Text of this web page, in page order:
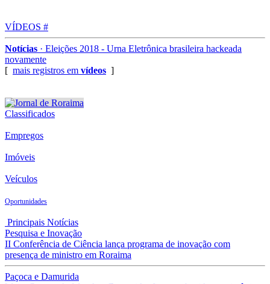
VÍDEOS #
Notícias · Eleições 2018 - Urna Eletrônica brasileira hackeada
novamente
[ mais registros em vídeos ]
Classificados
Empregos
Imóveis
Veículos
Oportunidades
Principais Notícias
Pesquisa e Inovação
II Conferência de Ciência lança programa de inovação com
presença de ministro em Roraima
Paçoca e Damurida